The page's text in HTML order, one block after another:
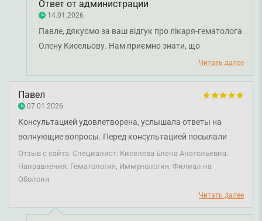
Ответ от администрации
14.01.2026
Павле, дякуємо за ваш відгук про лікаря-гематолога
Олену Кисельову. Нам приємно знати, що
консультація була для вас корисною, а лікар уважно
ознайомилася з наданими результатами обстежень і
надала змістовні рекомендації. Бажаємо вам
міцного здоров'я!
Читать далее
Павел
07.01.2026
Консультацией удовлетворена, услышала ответы на
волнующие вопросы. Перед консультацией посылали
результаты анализов, исследований. Врач внимательно
посмотрела и дала свои рекомендации. Здоровья и
мирного дня Елене Анатольевне и всему коллективу!
Отзыв с сайта. Специалист: Киселева Елена Анатольевна.
Направления: Гематология, Иммунология. Филиал на
Оболони
Читать далее